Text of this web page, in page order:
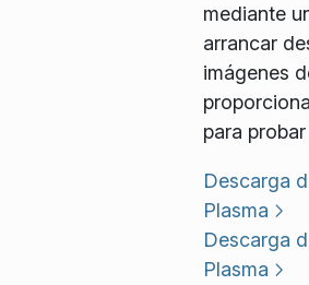
mediante
arrancar
imágenes
para
Descarga
Plasma
Descarga
Plasma